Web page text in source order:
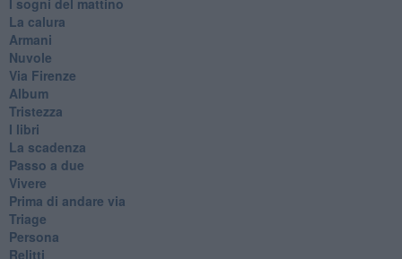
La calura
Armani
Nuvole
Via Firenze
Album
Tristezza
I libri
La scadenza
Passo a due
Vivere
Prima di andare via
Triage
Persona
Relitti